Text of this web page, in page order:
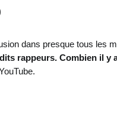
dans presque tous les
rappeurs. Combien il y